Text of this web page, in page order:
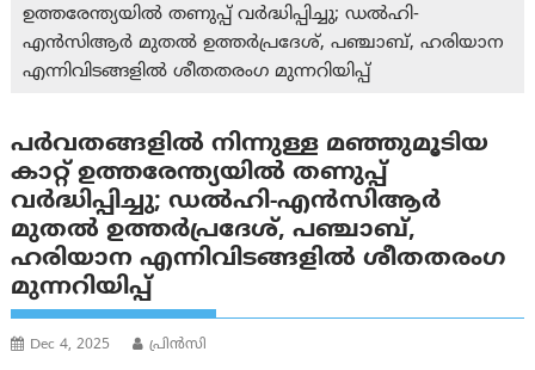
ഉത്തരേന്ത്യയിൽ തണുപ്പ് വർദ്ധിപ്പിച്ചു; ഡൽഹി-
എൻ‌സി‌ആർ മുതൽ ഉത്തർപ്രദേശ്, പഞ്ചാബ്, ഹരിയാന
എന്നിവിടങ്ങളിൽ ശീതതരംഗ മുന്നറിയിപ്പ്
പർവതങ്ങളിൽ നിന്നുള്ള മഞ്ഞുമൂടിയ
കാറ്റ് ഉത്തരേന്ത്യയിൽ തണുപ്പ്
വർദ്ധിപ്പിച്ചു; ഡൽഹി-എൻ‌സി‌ആർ
മുതൽ ഉത്തർപ്രദേശ്, പഞ്ചാബ്,
ഹരിയാന എന്നിവിടങ്ങളിൽ ശീതതരംഗ
മുന്നറിയിപ്പ്
Dec 4, 2025 പ്രിന്‍സി